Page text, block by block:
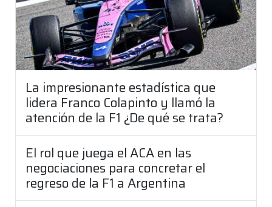
La impresionante estadística que
lidera Franco Colapinto y llamó la
atención de la F1 ¿De qué se trata?
El rol que juega el ACA en las
negociaciones para concretar el
regreso de la F1 a Argentina